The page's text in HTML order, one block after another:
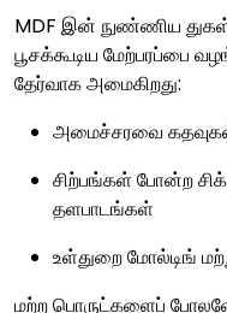
MDF இன் நுண்ணிய
பூசக்கூடிய மேற்பரப்பை
தேர்வாக அமைகிறது:
அமைச்சரவை
சிற்பங்கள் போன்ற
தளபாடங்கள்
உள்துறை மோல்டிங்
மற்ற பொருட்களைப்